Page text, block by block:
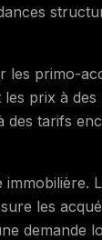
les primo-
prix à des
tarifs
les
demande